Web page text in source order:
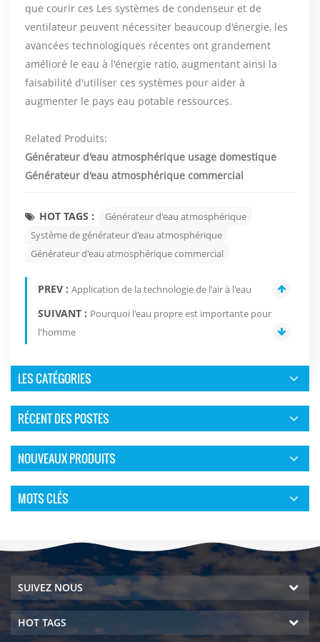
que courir ces Les systèmes de condenseur et de
ventilateur peuvent nécessiter beaucoup d'énergie, les
avancées technologiques récentes ont grandement
amélioré le eau à l'énergie ratio, augmentant ainsi la
faisabilité d'utiliser ces systèmes pour aider à
augmenter le pays eau potable ressources.
Related Produits:
Générateur d'eau atmosphérique usage domestique
Générateur d'eau atmosphérique commercial
HOT TAGS :
Générateur d'eau atmosphérique
Système de générateur d'eau atmosphérique
Générateur d'eau atmosphérique commercial
PREV : Application de la technologie de l'air à l'eau
SUIVANT : Pourquoi l'eau propre est importante pour
l'homme
LES CATÉGORIES
RÉCENT DES POSTES
NOUVEAUX PRODUITS
MOTS CLÉS
SUIVEZ NOUS
HOT TAGS